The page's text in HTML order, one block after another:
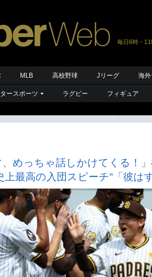
毎日6時・
MLB 高校野球 Jリーグ 海
ースポーツ ラグビー フィギュア
、めっちゃ話しかけてくる！
上最高の入団スピーチ”「彼は